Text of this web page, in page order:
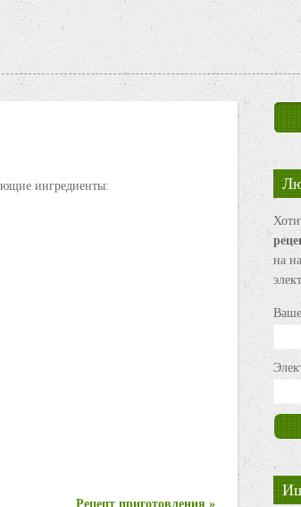
ингредиенты:
Рецепт приготовления »
на